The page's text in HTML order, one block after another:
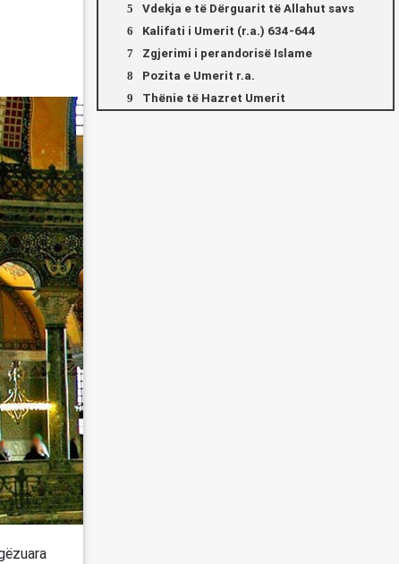
Vdekja e të Dërguarit të Allahut savs
Kalifati i Umerit (r.a.) 634-644
Zgjerimi i perandorisë Islame
Pozita e Umerit r.a.
Thënie të Hazret Umerit